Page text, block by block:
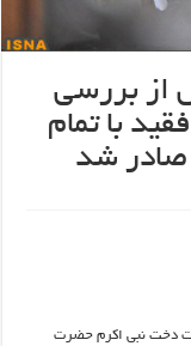
از بررسی
با تمام
صادر شد
دخت نبی اکرم حضرت